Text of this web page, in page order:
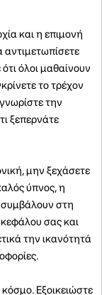
και η επιμονή
αντιμετωπίσετε
όλοι μαθαίνουν
το τρέχον
την
ξεπερνάτε
μην ξεχάσετε
ύπνος, η
στη
σας και
την ικανότητά
Εξοικειώστε